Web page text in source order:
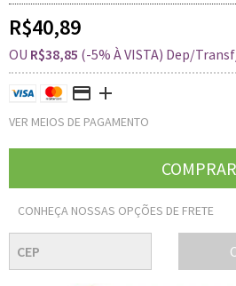
R$40,89
OU R$38,85 (-5% À VISTA) Dep/
VER MEIOS DE PAGAMENTO
CONHEÇA NOSSAS OPÇÕES DE FRETE